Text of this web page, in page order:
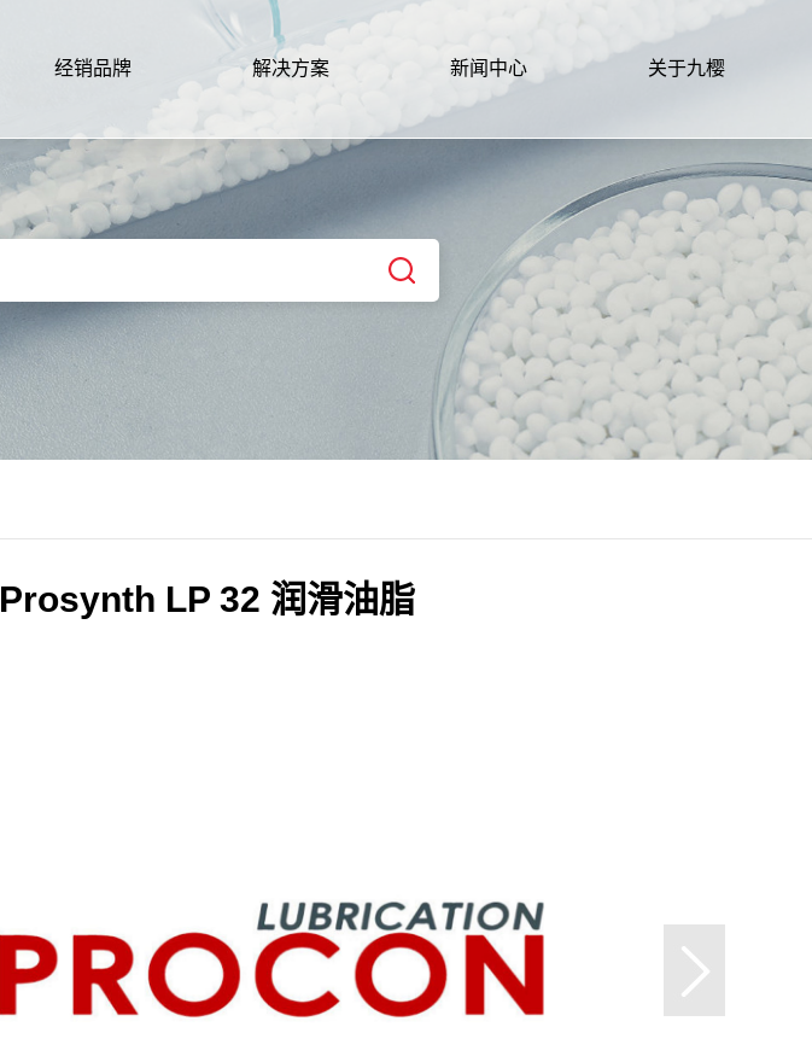
经销品牌 解决方案 新闻中心 关于九樱
Prosynth LP 32 润滑油脂